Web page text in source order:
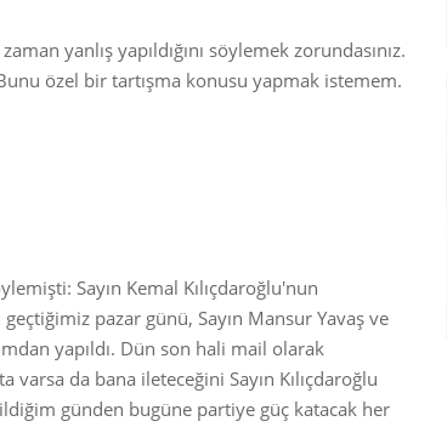
yanlış yapıldığını söylemek zorundasınız.
özel bir tartışma konusu yapmak istemem.
Sayın Kemal Kılıçdaroğlu'nun
pazar günü, Sayın Mansur Yavaş ve
yapıldı. Dün son hali mail olarak
da bana ileteceğini Sayın Kılıçdaroğlu
günden bugüne partiye güç katacak her